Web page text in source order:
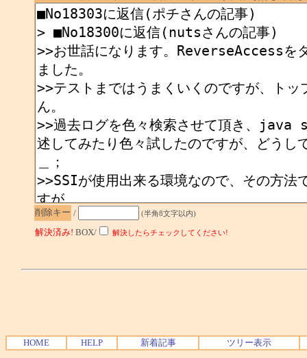
削除キー / (半角8文字以内)
解決済み! BOX/ 解決したらチェックしてください!
HOME HELP 新着記事 ツリー表示